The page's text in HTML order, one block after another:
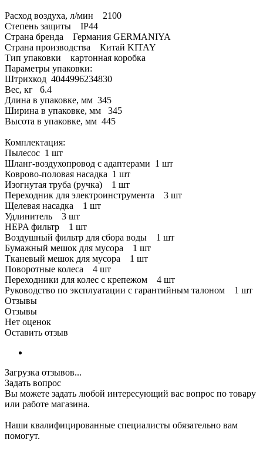
Расход воздуха, л/мин 2100
Степень защиты IP44
Страна бренда Германия GERMANIYA
Страна производства Китай KITAY
Тип упаковки картонная коробка
Параметры упаковки:
Штрихкод 4044996234830
Вес, кг 6.4
Длина в упаковке, мм 345
Ширина в упаковке, мм 345
Высота в упаковке, мм 445
Комплектация:
Пылесос 1 шт
Шланг-воздухопровод с адаптерами 1 шт
Коврово-половая насадка 1 шт
Изогнутая труба (ручка) 1 шт
Переходник для электроинструмента 3 шт
Щелевая насадка 1 шт
Удлинитель 3 шт
HEPA фильтр 1 шт
Воздушный фильтр для сбора воды 1 шт
Бумажный мешок для мусора 1 шт
Тканевый мешок для мусора 1 шт
Поворотные колеса 4 шт
Переходники для колес с крепежом 4 шт
Руководство по эксплуатации с гарантийным талоном 1 шт
Отзывы
Отзывы
Нет оценок
Оставить отзыв
Загрузка отзывов...
Задать вопрос
Вы можете задать любой интересующий вас вопрос по товару
или работе магазина.
Наши квалифицированные специалисты обязательно вам
помогут.